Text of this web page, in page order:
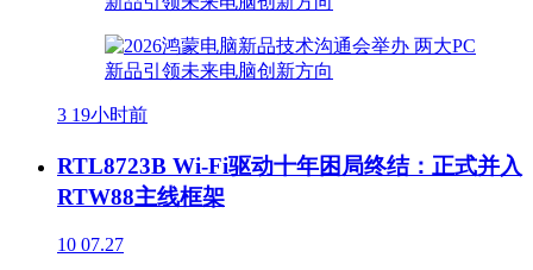
3 19小时前
RTL8723B Wi-Fi驱动十年困局终结：正式并入
RTW88主线框架
10 07.27